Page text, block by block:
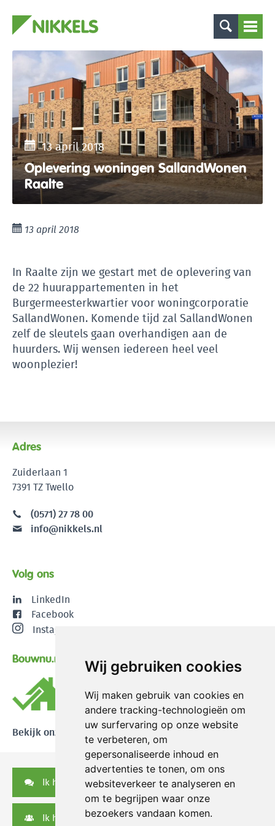
Wij gebruiken cookies
Wij maken gebruik van cookies en
andere tracking-technologieën om
uw surfervaring op onze website
te verbeteren, om
gepersonaliseerde inhoud en
advertenties te tonen, om ons
websiteverkeer te analyseren en
om te begrijpen waar onze
bezoekers vandaan komen.
13 april 2018
Oplevering woningen SallandWonen
Raalte
13 april 2018
In Raalte zijn we gestart met de oplevering van
de 22 huurappartementen in het
Burgermeesterkwartier voor woningcorporatie
SallandWonen. Komende tijd zal SallandWonen
zelf de sleutels gaan overhandigen aan de
huurders. Wij wensen iedereen heel veel
woonplezier!
Adres
Zuiderlaan 1
7391 TZ Twello
(0571) 27 78 00
info@nikkels.nl
Volg ons
LinkedIn
Facebook
Instagram
Bouwnu.nl
Bekijk onze reviews
Ik heb een vraag
Ik heb een serviceverzoek